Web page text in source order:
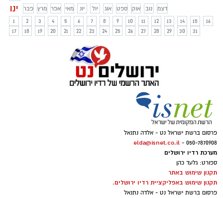
ינו פבר מרץ אפר מאי יונ יול אוג ספט אוק נוב
דצמ
1
2 3 4 5 6 7 8 9 10 11 12 13 14 15
16
17
18 19 20 21 22 23 24 25 26 27 28 29 30 31
פרסום ברשת ישראל נט - אלדה נתנאל
050-7870908 -
elda@isnet.co.il
מערכת רדיו ירושלים
ספורט: גלעד כהן
תקנון שימוש באתר
תקנון שימוש באפליקציית רדיו ירושלים.
פרסום ברשת ישראל נט - אלדה נתנאל